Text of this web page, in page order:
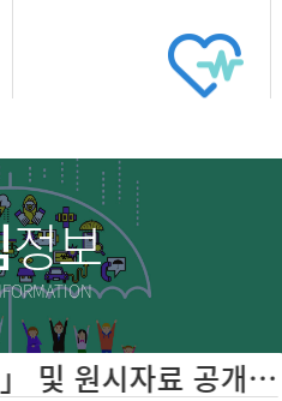
정보
2024 퇴원손상통계」 및 원시자료 공개 ...